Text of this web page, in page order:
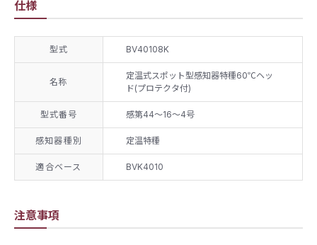
仕様
型式 BV40108K
名称
定温式スポット型感知器特種60℃ヘッ
ド(プロテクタ付)
型式番号 感第44～16～4号
感知器種別 定温特種
適合ベース BVK4010
注意事項